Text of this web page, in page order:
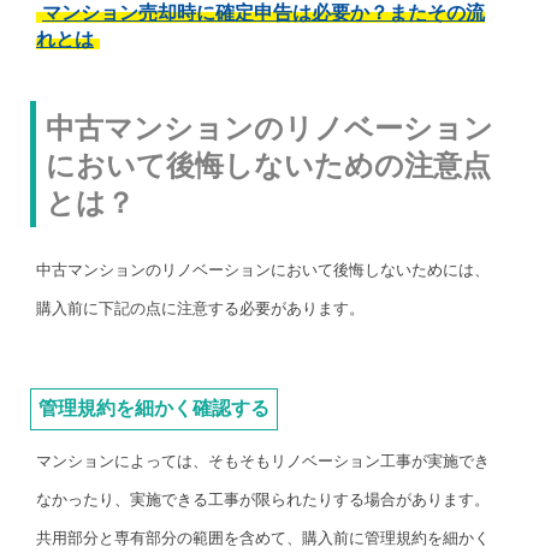
マンション売却時に確定申告は必要か？またその流
れとは
中古マンションのリノベーション
において後悔しないための注意点
とは？
中古マンションのリノベーションにおいて後悔しないためには、
購入前に下記の点に注意する必要があります。
管理規約を細かく確認する
マンションによっては、そもそもリノベーション工事が実施でき
なかったり、実施できる工事が限られたりする場合があります。
共用部分と専有部分の範囲を含めて、購入前に管理規約を細かく